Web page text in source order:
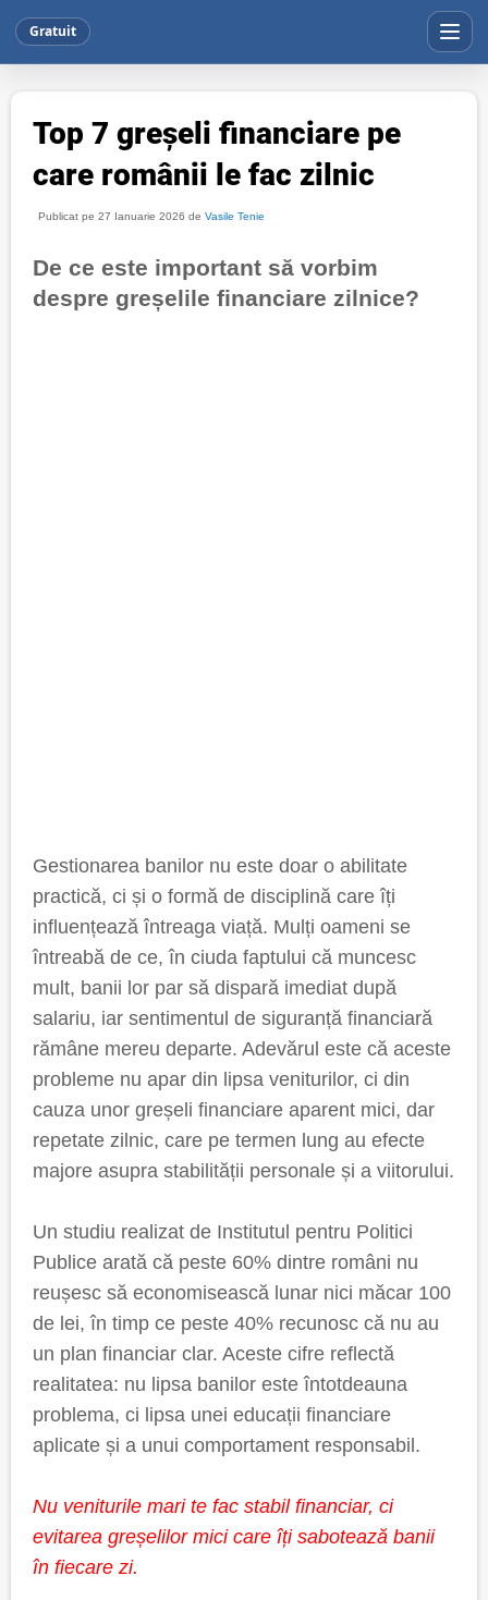
Gratuit
Top 7 greșeli financiare pe
care românii le fac zilnic
Publicat pe 27 Ianuarie 2026 de Vasile Tenie
De ce este important să vorbim
despre greșelile financiare zilnice?
Gestionarea banilor nu este doar o abilitate
practică, ci și o formă de disciplină care îți
influențează întreaga viață. Mulți oameni se
întreabă de ce, în ciuda faptului că muncesc
mult, banii lor par să dispară imediat după
salariu, iar sentimentul de siguranță financiară
rămâne mereu departe. Adevărul este că aceste
probleme nu apar din lipsa veniturilor, ci din
cauza unor greșeli financiare aparent mici, dar
repetate zilnic, care pe termen lung au efecte
majore asupra stabilității personale și a viitorului.
Un studiu realizat de Institutul pentru Politici
Publice arată că peste 60% dintre români nu
reușesc să economisească lunar nici măcar 100
de lei, în timp ce peste 40% recunosc că nu au
un plan financiar clar. Aceste cifre reflectă
realitatea: nu lipsa banilor este întotdeauna
problema, ci lipsa unei educații financiare
aplicate și a unui comportament responsabil.
Nu veniturile mari te fac stabil financiar, ci
evitarea greșelilor mici care îți sabotează banii
în fiecare zi.